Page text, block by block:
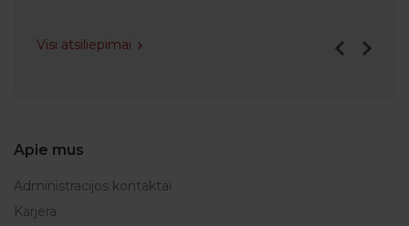
Visi atsiliepimai
Apie mus
Administracijos kontaktai
Karjera